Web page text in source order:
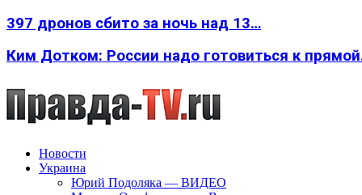
397 дронов сбито за ночь над 13…
Ким Дотком: России надо готовиться к
Новости
Украина
Юрий Подоляка — ВИДЕО